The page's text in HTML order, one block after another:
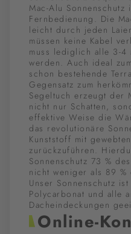
Mac-Alu
Fernbedienung. Die
leicht durch jeden
müssen keine Kabel
muss lediglich alle 3-4
werden. Auch ideal
schon bestehende
Gegensatz zum
Segeltuch erzeugt der
nicht nur Schatten,
effektive Weise die
das revolutionäre
Kunststoff mit
zurückzuführen.
Sonnenschutz 73 %
nicht weniger als 89 %
Unser Sonnenschutz
Polycarbonat und alle
Dacheindeckungen
Online-